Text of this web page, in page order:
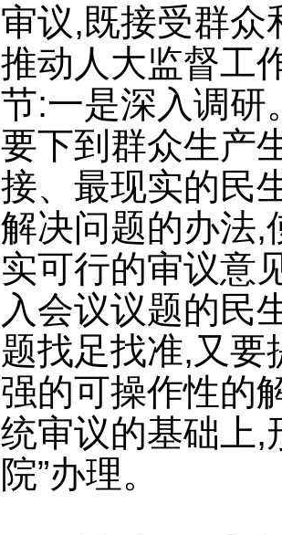
审议,既接受群众
推动人大监督工
节:一是深入调研
要下到群众生产
接、最现实的民
解决问题的办法,
实可行的审议意
入会议议题的民
题找足找准,又要
强的可操作性的
统审议的基础上,
院”办理。